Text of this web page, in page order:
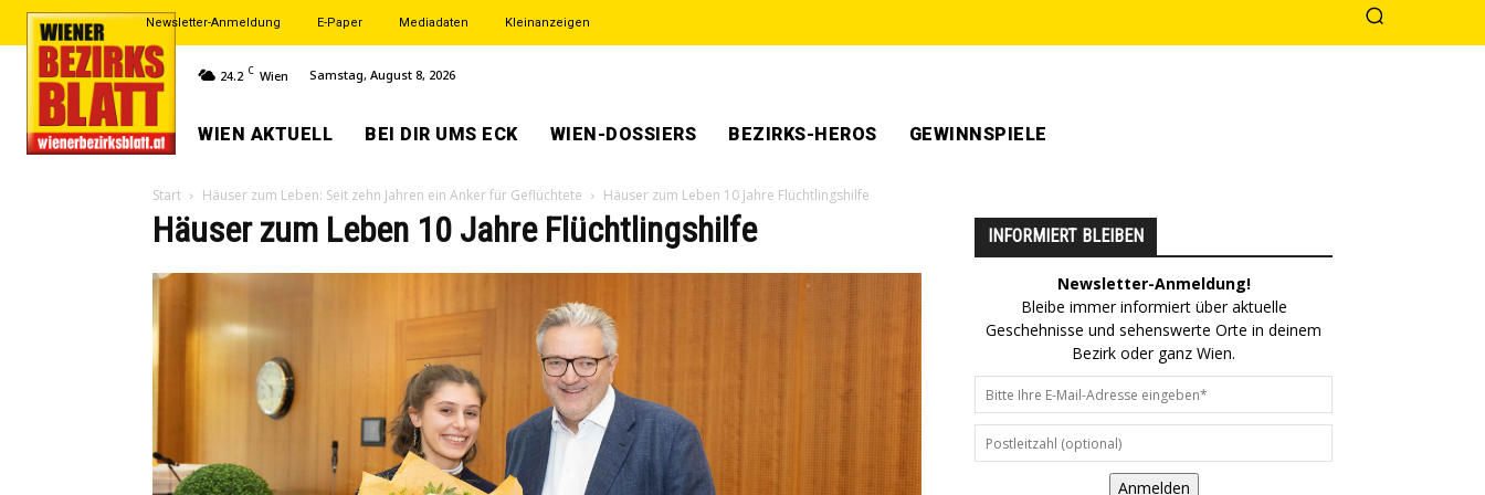
Newsletter-Anmeldung E-Paper Mediadaten Kleinanzeigen
24.2 C Wien Samstag, August 8, 2026
WIEN AKTUELL BEI DIR UMS ECK WIEN-DOSSIERS BEZIRKS-HEROS GEWINNSPIELE
Start Häuser zum Leben: Seit zehn Jahren ein Anker für Geflüchtete Häuser zum Leben 10 Jahre Flüchtlingshilfe
Häuser zum Leben 10 Jahre Flüchtlingshilfe INFORMIERT BLEIBEN
Newsletter-Anmeldung!
Bleibe immer informiert über aktuelle
Geschehnisse und sehenswerte Orte in deinem
Bezirk oder ganz Wien.
Anmelden